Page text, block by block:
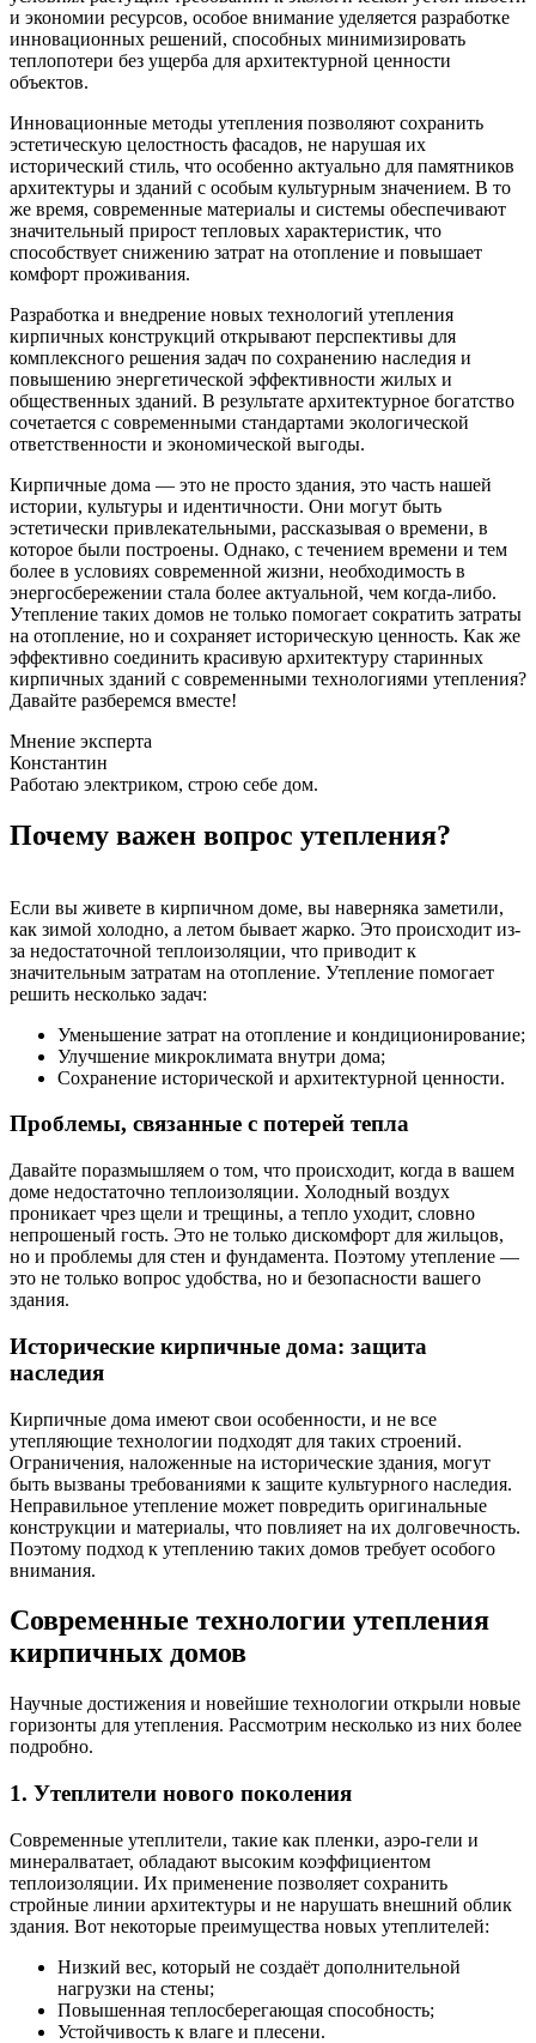
и экономии ресурсов, особое внимание уделяется разработке
инновационных решений, способных минимизировать
теплопотери без ущерба для архитектурной ценности
объектов.
Инновационные методы утепления позволяют сохранить
эстетическую целостность фасадов, не нарушая их
исторический стиль, что особенно актуально для памятников
архитектуры и зданий с особым культурным значением. В то
же время, современные материалы и системы обеспечивают
значительный прирост тепловых характеристик, что
способствует снижению затрат на отопление и повышает
комфорт проживания.
Разработка и внедрение новых технологий утепления
кирпичных конструкций открывают перспективы для
комплексного решения задач по сохранению наследия и
повышению энергетической эффективности жилых и
общественных зданий. В результате архитектурное богатство
сочетается с современными стандартами экологической
ответственности и экономической выгоды.
Кирпичные дома — это не просто здания, это часть нашей
истории, культуры и идентичности. Они могут быть
эстетически привлекательными, рассказывая о времени, в
которое были построены. Однако, с течением времени и тем
более в условиях современной жизни, необходимость в
энергосбережении стала более актуальной, чем когда-либо.
Утепление таких домов не только помогает сократить затраты
на отопление, но и сохраняет историческую ценность. Как же
эффективно соединить красивую архитектуру старинных
кирпичных зданий с современными технологиями утепления?
Давайте разберемся вместе!
Мнение эксперта
Константин
Работаю электриком, строю себе дом.
Почему важен вопрос утепления?
Если вы живете в кирпичном доме, вы наверняка заметили,
как зимой холодно, а летом бывает жарко. Это происходит из-
за недостаточной теплоизоляции, что приводит к
значительным затратам на отопление. Утепление помогает
решить несколько задач:
Уменьшение затрат на отопление и кондиционирование;
Улучшение микроклимата внутри дома;
Сохранение исторической и архитектурной ценности.
Проблемы, связанные с потерей тепла
Давайте поразмышляем о том, что происходит, когда в вашем
доме недостаточно теплоизоляции. Холодный воздух
проникает чрез щели и трещины, а тепло уходит, словно
непрошеный гость. Это не только дискомфорт для жильцов,
но и проблемы для стен и фундамента. Поэтому утепление —
это не только вопрос удобства, но и безопасности вашего
здания.
Исторические кирпичные дома: защита
наследия
Кирпичные дома имеют свои особенности, и не все
утепляющие технологии подходят для таких строений.
Ограничения, наложенные на исторические здания, могут
быть вызваны требованиями к защите культурного наследия.
Неправильное утепление может повредить оригинальные
конструкции и материалы, что повлияет на их долговечность.
Поэтому подход к утеплению таких домов требует особого
внимания.
Современные технологии утепления
кирпичных домов
Научные достижения и новейшие технологии открыли новые
горизонты для утепления. Рассмотрим несколько из них более
подробно.
1. Утеплители нового поколения
Современные утеплители, такие как пленки, аэро-гели и
минералватает, обладают высоким коэффициентом
теплоизоляции. Их применение позволяет сохранить
стройные линии архитектуры и не нарушать внешний облик
здания. Вот некоторые преимущества новых утеплителей:
Низкий вес, который не создаёт дополнительной
нагрузки на стены;
Повышенная теплосберегающая способность;
Устойчивость к влаге и плесени.